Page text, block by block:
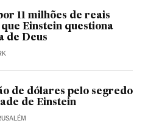
11 milhões de reais
Einstein questiona
de Deus
de dólares pelo segredo
de Einstein